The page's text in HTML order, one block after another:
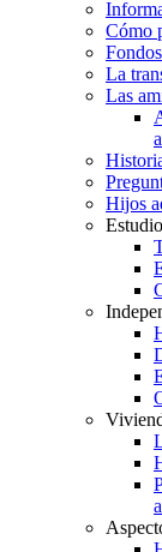
Cómo
La
Las
Hijos